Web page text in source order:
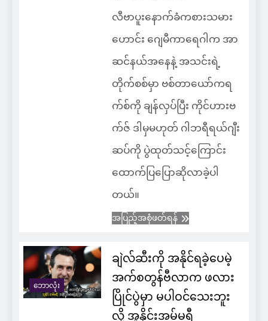
လီဗာပူးနောက်ခံကစားသမား
ဟောင်း ဂျေမီကာရေဂါက အာ
ဆင်နယ်အနေနဲ့ အသင်းရဲ့
တိုက်စစ်မှာ ဗစ်တာယော်ကရ
က်စ်ကို ချန်လှပ်ပြီး ကိုင်ဟားဗ
က်ဇ် ဒါမှမဟုတ် ဂါဘရီရယ်ဂျီး
ဆပ်ကို ပွဲထုတ်သင့်ကြောင်း
ထောက်ပြပြောဆိုလာခဲ့ပါ
တယ်။
အပြည့်အစုံဖတ်ရန်
ဘောလုံး
ချဲလ်ဆီးကို အနိုင်ရခဲ့ပေမဲ့
အက်စတွန်ဗီလာက ဖလား
ပြိုင်ပွဲမှာ မပါဝင်သေးဘူး
လို့ အူနိုင်းအမ်မရီ